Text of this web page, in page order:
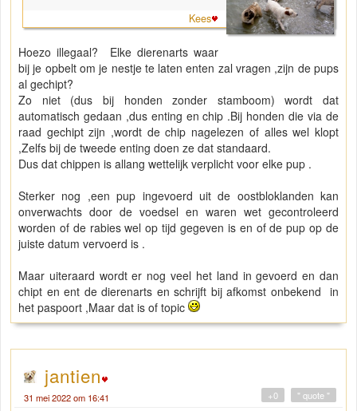
Kees
Hoezo illegaal? Elke dierenarts waar
bij je opbelt om je nestje te laten enten zal vragen ,zijn de pups
al gechipt?
Zo niet (dus bij honden zonder stamboom) wordt dat
automatisch gedaan ,dus enting en chip .Bij honden die via de
raad gechipt zijn ,wordt de chip nagelezen of alles wel klopt
,Zelfs bij de tweede enting doen ze dat standaard.
Dus dat chippen is allang wettelijk verplicht voor elke pup .
Sterker nog ,een pup ingevoerd uit de oostbloklanden kan
onverwachts door de voedsel en waren wet gecontroleerd
worden of de rabies wel op tijd gegeven is en of de pup op de
juiste datum vervoerd is .
Maar uiteraard wordt er nog veel het land in gevoerd en dan
chipt en ent de dierenarts en schrijft bij afkomst onbekend in
het paspoort ,Maar dat is of topic
jantien
31 mei 2022 om 16:41 " quote "
+0